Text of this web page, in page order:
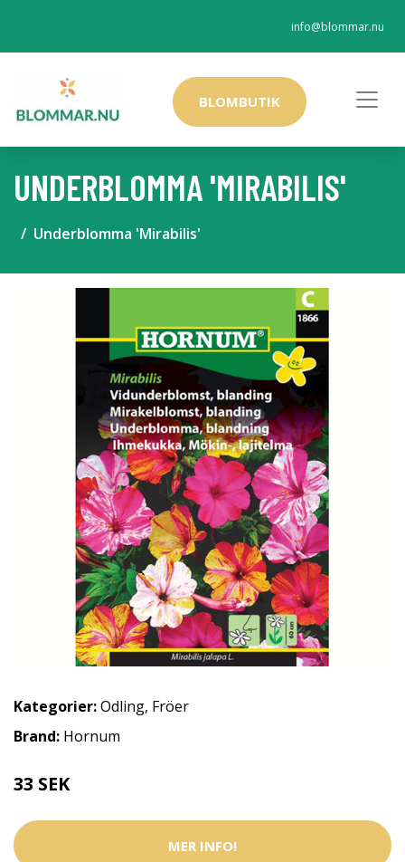
info@blommar.nu
BLOMBUTIK
UNDERBLOMMA 'MIRABILIS'
Underblomma 'Mirabilis'
Kategorier:Odling, Fröer
Brand: Hornum
33 SEK
MER INFO!